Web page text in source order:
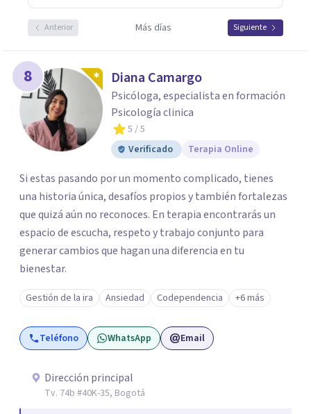
Anterior Más días Siguiente
8 Diana Camargo
Psicóloga, especialista en formación
Psicología clinica
5 / 5
Verificado
Terapia Online
Si estas pasando por un momento complicado, tienes
una historia única, desafíos propios y también fortalezas
que quizá aún no reconoces. En terapia encontrarás un
espacio de escucha, respeto y trabajo conjunto para
generar cambios que hagan una diferencia en tu
bienestar.
Gestión de la ira Ansiedad Codependencia +6 más
Teléfono WhatsApp Email
Dirección principal
Tv. 74b #40K-35, Bogotá